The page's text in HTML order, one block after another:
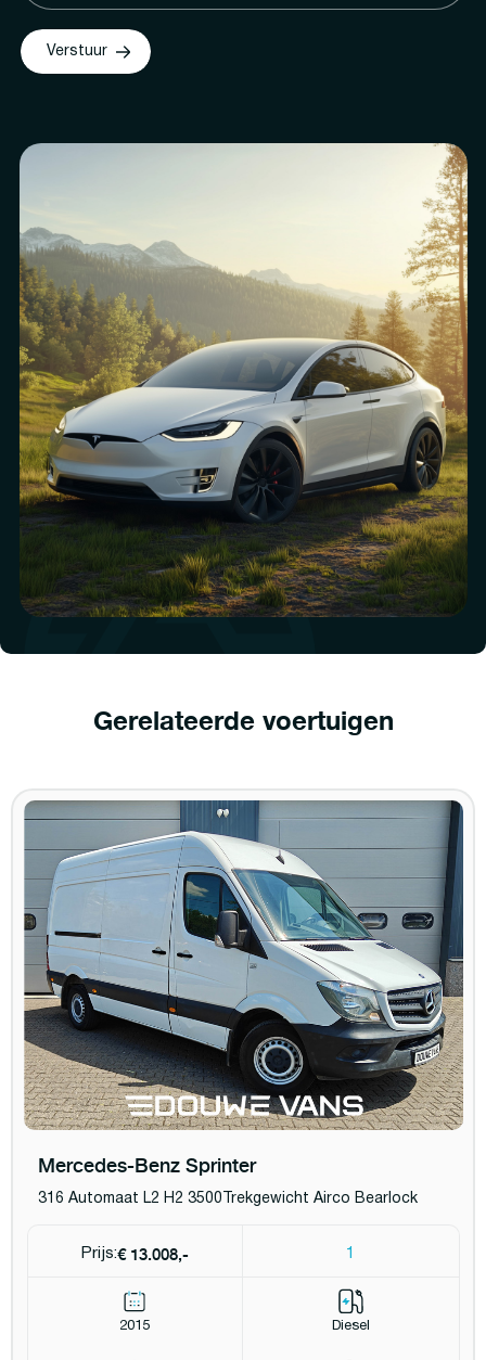
Verstuur
Gerelateerde voertuigen
Mercedes-Benz Sprinter
316 Automaat L2 H2 3500Trekgewicht Airco Bearlock
Prijs:€ 13.008,- 1
2015 Diesel